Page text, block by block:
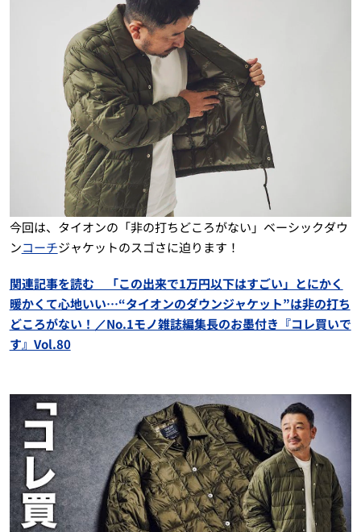
今回は、タイオンの「非の打ちどころがない」ベーシックダウ
ンコーチジャケットのスゴさに迫ります！
関連記事を読む 「この出来で1万円以下はすごい」とにかく
暖かくて心地いい…“タイオンのダウンジャケット”は非の打ち
どころがない！／No.1モノ雑誌編集長のお墨付き『コレ買いで
す』Vol.80